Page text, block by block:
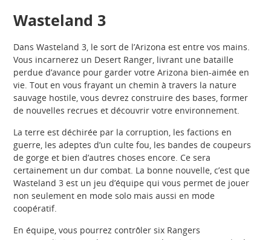
Wasteland 3
Dans Wasteland 3, le sort de l’Arizona est entre vos mains.
Vous incarnerez un Desert Ranger, livrant une bataille
perdue d’avance pour garder votre Arizona bien-aimée en
vie. Tout en vous frayant un chemin à travers la nature
sauvage hostile, vous devrez construire des bases, former
de nouvelles recrues et découvrir votre environnement.
La terre est déchirée par la corruption, les factions en
guerre, les adeptes d’un culte fou, les bandes de coupeurs
de gorge et bien d’autres choses encore. Ce sera
certainement un dur combat. La bonne nouvelle, c’est que
Wasteland 3 est un jeu d’équipe qui vous permet de jouer
non seulement en mode solo mais aussi en mode
coopératif.
En équipe, vous pourrez contrôler six Rangers